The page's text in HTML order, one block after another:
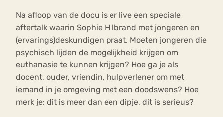
Na afloop van de docu is er live een speciale
aftertalk waarin Sophie Hilbrand met jongeren en
(ervarings)deskundigen praat. Moeten jongeren die
psychisch lijden de mogelijkheid krijgen om
euthanasie te kunnen krijgen? Hoe ga je als
docent, ouder, vriendin, hulpverlener om met
iemand in je omgeving met een doodswens? Hoe
merk je: dit is meer dan een dipje, dit is serieus?